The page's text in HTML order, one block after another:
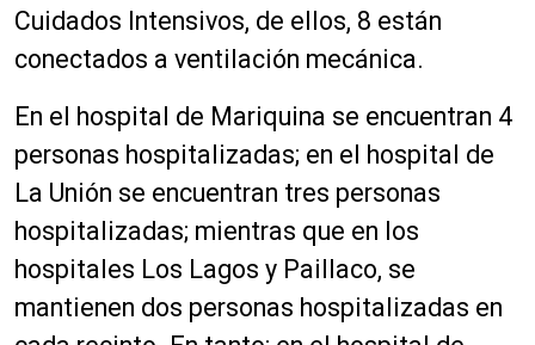
Cuidados Intensivos, de ellos, 8 están
conectados a ventilación mecánica.
En el hospital de Mariquina se encuentran 4
personas hospitalizadas; en el hospital de
La Unión se encuentran tres personas
hospitalizadas; mientras que en los
hospitales Los Lagos y Paillaco, se
mantienen dos personas hospitalizadas en